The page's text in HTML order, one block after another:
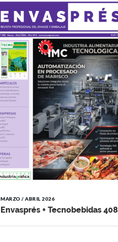
MARZO / ABRIL 2026
Envasprés + Tecnobebidas 408